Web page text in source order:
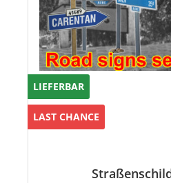
LIEFERBAR
LAST CHANCE